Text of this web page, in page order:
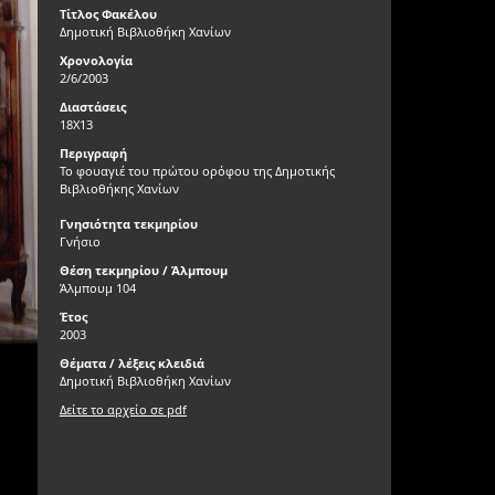
Τίτλος Φακέλου
Δημοτική Βιβλιοθήκη Χανίων
Χρονολογία
2/6/2003
Διαστάσεις
18X13
Περιγραφή
Το φουαγιέ του πρώτου ορόφου της Δημοτικής
Βιβλιοθήκης Χανίων
Γνησιότητα τεκμηρίου
Γνήσιο
Θέση τεκμηρίου / Άλμπουμ
Άλμπουμ 104
Έτος
2003
Θέματα / λέξεις κλειδιά
Δημοτική Βιβλιοθήκη Χανίων
Δείτε το αρχείο σε pdf